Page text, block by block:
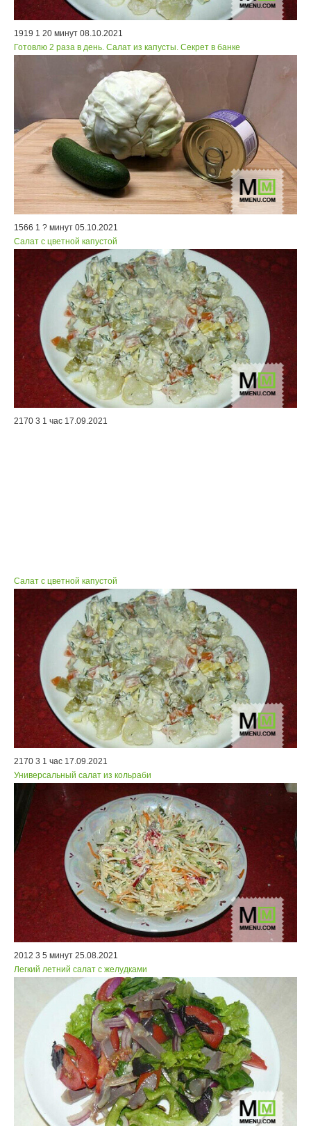
1919 1 20 минут 08.10.2021
Готовлю 2 раза в день. Салат из капусты. Секрет в банке
1566 1 ? минут 05.10.2021
Салат с цветной капустой
2170 3 1 час 17.09.2021
Салат с цветной капустой
2170 3 1 час 17.09.2021
Универсальный салат из кольраби
2012 3 5 минут 25.08.2021
Легкий летний салат с желудками